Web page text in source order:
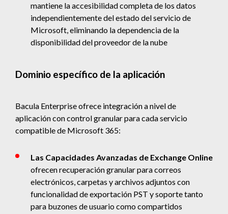
mantiene la accesibilidad completa de los datos
independientemente del estado del servicio de
Microsoft, eliminando la dependencia de la
disponibilidad del proveedor de la nube
Dominio específico de la aplicación
Bacula Enterprise ofrece integración a nivel de
aplicación con control granular para cada servicio
compatible de Microsoft 365:
Las Capacidades Avanzadas de Exchange Online
ofrecen recuperación granular para correos
electrónicos, carpetas y archivos adjuntos con
funcionalidad de exportación PST y soporte tanto
para buzones de usuario como compartidos